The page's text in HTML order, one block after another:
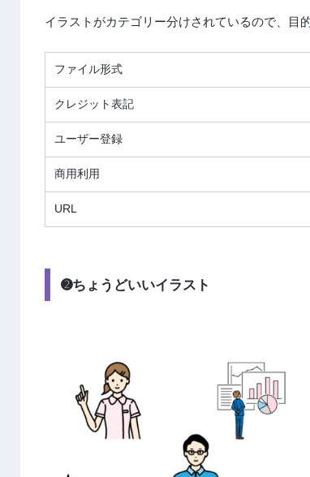
イラストがカテゴリー分けされているので、目
ファイル形式
クレジット表記
ユーザー登録
商用利用
URL
➋ちょうどいいイラスト